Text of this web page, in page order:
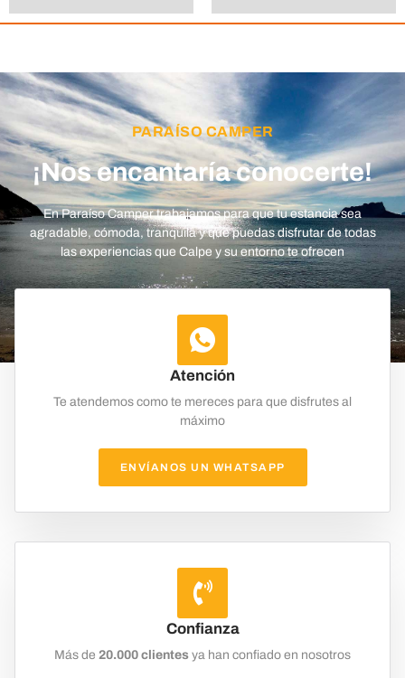
PARAÍSO CAMPER
¡Nos encantaría conocerte!
En Paraíso Camper trabajamos para que tu estancia sea
agradable, cómoda, tranquila y que puedas disfrutar de todas
las experiencias que Calpe y su entorno te ofrecen
Atención
Te atendemos como te mereces para que disfrutes al
máximo
ENVÍANOS UN WHATSAPP
Confianza
Más de 20.000 clientes ya han confiado en nosotros